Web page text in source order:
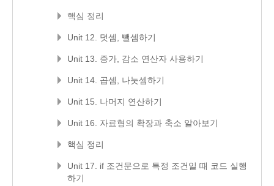
핵심 정리
Unit 12. 덧셈, 뺄셈하기
Unit 13. 증가, 감소 연산자 사용하기
Unit 14. 곱셈, 나눗셈하기
Unit 15. 나머지 연산하기
Unit 16. 자료형의 확장과 축소 알아보기
핵심 정리
Unit 17. if 조건문으로 특정 조건일 때 코드 실행
하기